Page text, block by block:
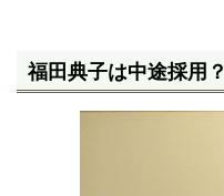
福田典子は中途採用？